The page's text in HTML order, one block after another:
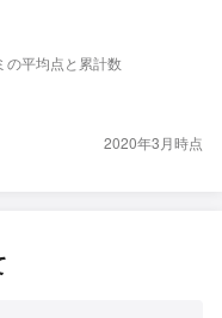
の平均点と累計数
2020年3月時点